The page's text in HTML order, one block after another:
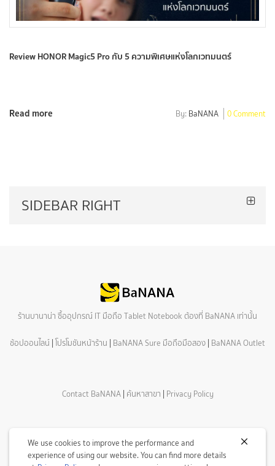
Review HONOR Magic5 Pro กับ 5 ความพิเศษแห่งโลกเวทมนตร์
Read more By: BaNANA 0 Comment
SIDEBAR RIGHT
ร้านบานาน่า ซื้ออุปกรณ์ IT มือถือ Tablet Notebook ต้องที่ BaNANA เท่านั้น
ช้อปออนไลน์ | โปรโมชันหน้าร้าน | BaNANA Sure มือถือมือสอง | BaNANA Outlet
Contact BaNANA| ค้นหาสาขา | Privacy Policy
We use cookies to improve the performance and
experience of using our website. You can find more details